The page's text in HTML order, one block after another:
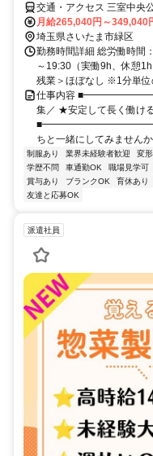
交通・アクセス 三室中央
よりバス8分、バス停「三
東口よりバス11分、バス
よりバス37分、バス停「
ま新都心駅」よりバス21
月給265,040円～349,040
埼玉県さいたま市緑区
勤務時間詳細 総労働時間
～19:30（実働9h、休憩
残業＞ほぼなし ※1分単位
仕事内容
集／ ★安定して長く働け
■━━━━━━━━━━━━━━■
ちと一緒にしてみません
制服あり 業界未経験者歓迎 変
学歴不問
車通勤OK 職場見学可
賞与あり
ブランクOK 育休あり
友達と応募OK
派遣社員